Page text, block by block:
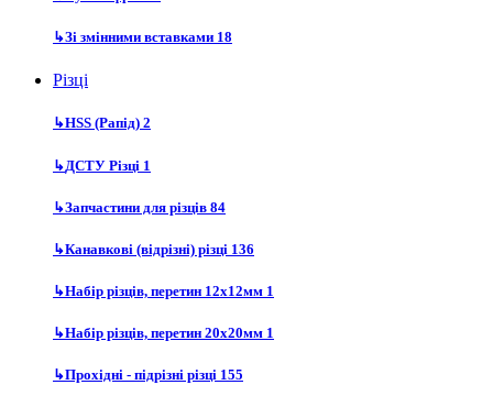
↳Зі змінними вставками 18
Різці
↳HSS (Рапід) 2
↳ДСТУ Різці 1
↳Запчастини для різців 84
↳Канавкові (відрізні) різці 136
↳Набір різців, перетин 12х12мм 1
↳Набір різців, перетин 20х20мм 1
↳Прохідні - підрізні різці 155